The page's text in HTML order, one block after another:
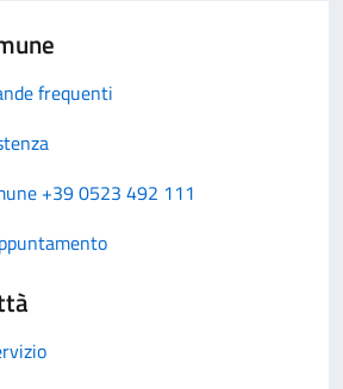
frequenti
+39 0523 492 111